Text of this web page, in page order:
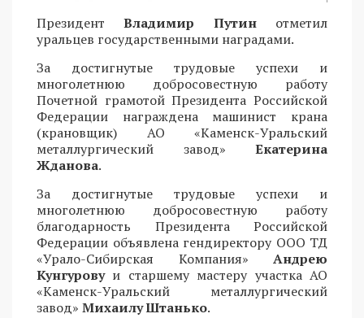
ПрезидентВладимир Путин отметил
уральцев государственными наградами.
За достигнутые трудовые успехи и
многолетнюю добросовестную работу
Почетной грамотой Президента Российской
Федерации награждена машинист крана
(крановщик) АО «Каменск-Уральский
металлургический завод» Екатерина
Жданова.
За достигнутые трудовые успехи и
многолетнюю добросовестную работу
благодарность Президента Российской
Федерации объявлена гендиректору ООО ТД
«Урало-Сибирская Компания» Андрею
Кунгуровуи старшему мастеру участка АО
«Каменск-Уральский металлургический
завод» Михаилу Штанько.